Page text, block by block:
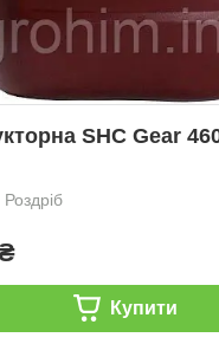
SHC Gear
Роздріб
Купити